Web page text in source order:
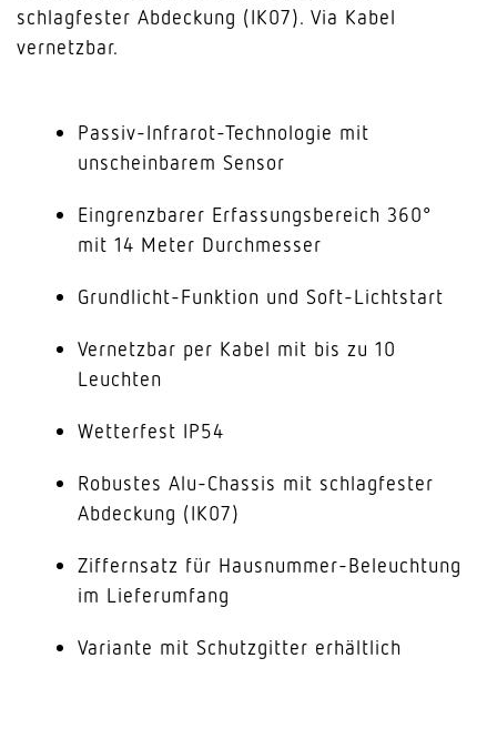
schlagfester Abdeckung (IK07). Via Kabel
vernetzbar.
Passiv-Infrarot-Technologie mit
unscheinbarem Sensor
Eingrenzbarer Erfassungsbereich 360°
mit 14 Meter Durchmesser
Grundlicht-Funktion und Soft-Lichtstart
Vernetzbar per Kabel mit bis zu 10
Leuchten
Wetterfest IP54
Robustes Alu-Chassis mit schlagfester
Abdeckung (IK07)
Ziffernsatz für Hausnummer-Beleuchtung
im Lieferumfang
Variante mit Schutzgitter erhältlich